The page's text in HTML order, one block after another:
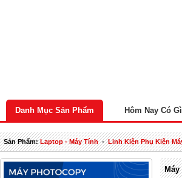
Danh Mục Sản Phẩm Hôm Nay Có
Sản Phẩm:Laptop - Máy Tính-Linh Kiện Phụ Kiện
Máy